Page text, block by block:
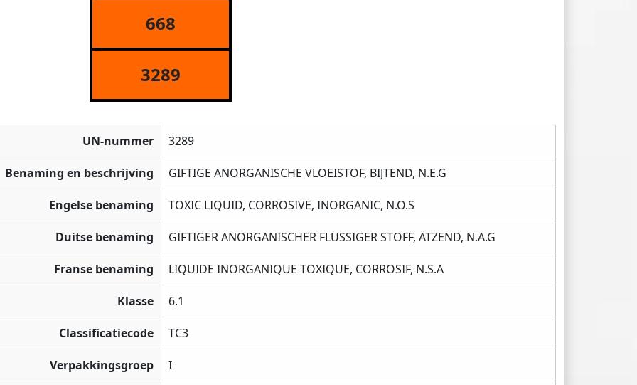
668
3289
UN-nummer 3289
Benaming en beschrijving GIFTIGE ANORGANISCHE VLOEISTOF, BIJTEND, N.E.G
Engelse benaming TOXIC LIQUID, CORROSIVE, INORGANIC, N.O.S
Duitse benaming GIFTIGER ANORGANISCHER FLÜSSIGER STOFF, ÄTZEND, N.A.G
Franse benaming LIQUIDE INORGANIQUE TOXIQUE, CORROSIF, N.S.A
Klasse 6.1
Classificatiecode TC3
Verpakkingsgroep I